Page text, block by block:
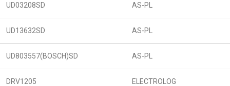
UD03208SD AS-PL
UD13632SD AS-PL
UD803557(BOSCH)SD AS-PL
DRV1205 ELECTROLOG